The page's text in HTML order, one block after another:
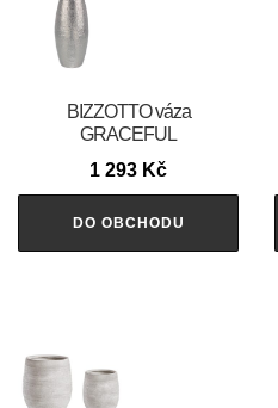
BIZZOTTO váza
GRACEFUL
1 293 Kč
DO OBCHODU